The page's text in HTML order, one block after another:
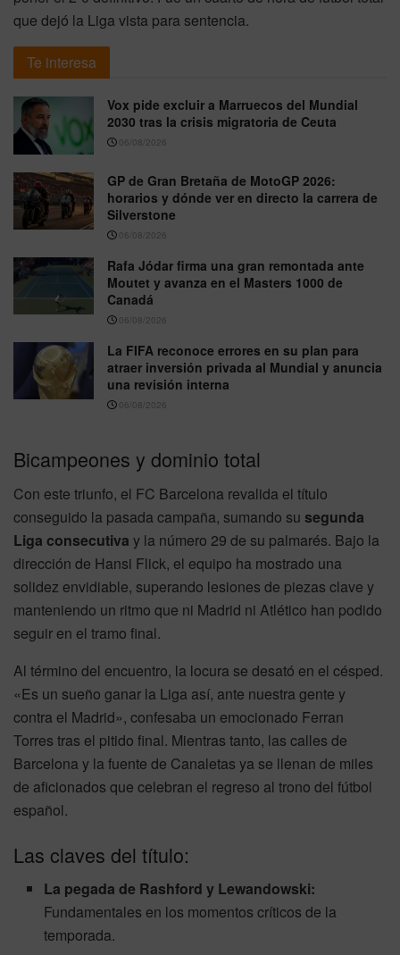
que dejó la Liga vista para sentencia.
Te interesa
Vox pide excluir a Marruecos del Mundial
2030 tras la crisis migratoria de Ceuta
06/08/2026
GP de Gran Bretaña de MotoGP 2026:
horarios y dónde ver en directo la carrera de
Silverstone
06/08/2026
Rafa Jódar firma una gran remontada ante
Moutet y avanza en el Masters 1000 de
Canadá
06/08/2026
La FIFA reconoce errores en su plan para
atraer inversión privada al Mundial y anuncia
una revisión interna
06/08/2026
Bicampeones y dominio total
Con este triunfo, el FC Barcelona revalida el título
conseguido la pasada campaña, sumando su segunda
Liga consecutiva y la número 29 de su palmarés. Bajo la
dirección de Hansi Flick, el equipo ha mostrado una
solidez envidiable, superando lesiones de piezas clave y
manteniendo un ritmo que ni Madrid ni Atlético han podido
seguir en el tramo final.
Al término del encuentro, la locura se desató en el césped.
«Es un sueño ganar la Liga así, ante nuestra gente y
contra el Madrid», confesaba un emocionado Ferran
Torres tras el pitido final. Mientras tanto, las calles de
Barcelona y la fuente de Canaletas ya se llenan de miles
de aficionados que celebran el regreso al trono del fútbol
español.
Las claves del título:
La pegada de Rashford y Lewandowski:
Fundamentales en los momentos críticos de la
temporada.